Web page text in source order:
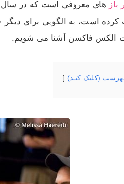
باز های معروفی است که در سال
است، به الگویی برای دیگر
الکس فاکسن آشنا می شویم.
(کلیک کنید)